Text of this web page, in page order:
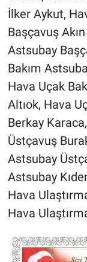
İlker Aykut,
Başçavuş
Astsubay
Bakım
Hava Uçak
Altıok, Hava
Berkay
Üstçavuş
Astsubay
Astsubay
Hava
Hava